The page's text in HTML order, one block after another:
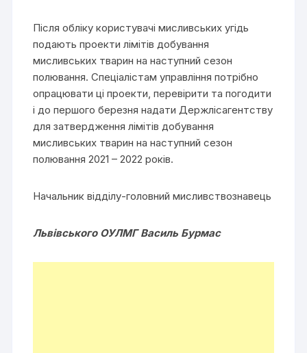
Після обліку користувачі мисливських угідь
подають проекти лімітів добування
мисливських тварин на наступний сезон
полювання. Спеціалістам управління потрібно
опрацювати ці проекти, перевірити та погодити
і до першого березня надати Держлісагентству
для затвердження лімітів добування
мисливських тварин на наступний сезон
полювання 2021 – 2022 років.
Начальник відділу-головний мисливствознавець
Львівського ОУЛМГ Василь Бурмас